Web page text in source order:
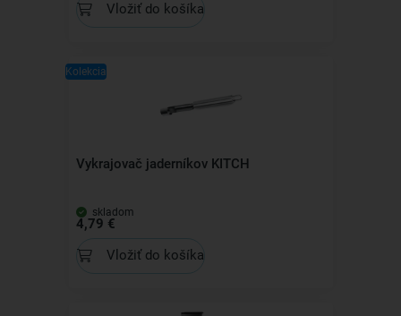
Vložiť do košíka
Kolekcia
Vykrajovač jaderníkov KITCH
skladom
4,79 €
Vložiť do košíka